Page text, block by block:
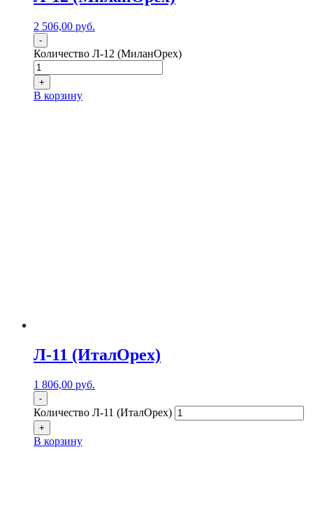
2 506,00 руб.
-
Количество Л-12 (МиланОрех)
+
В корзину
Л-11 (ИталОрех)
1 806,00 руб.
-
Количество Л-11 (ИталОрех)
+
В корзину